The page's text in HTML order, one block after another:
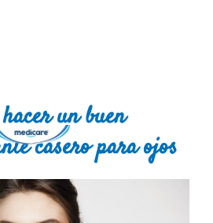
un buen
casero para ojos